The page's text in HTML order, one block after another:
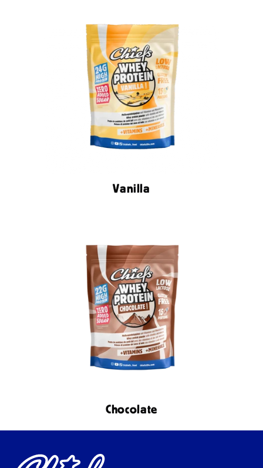
Vanilla
Chocolate